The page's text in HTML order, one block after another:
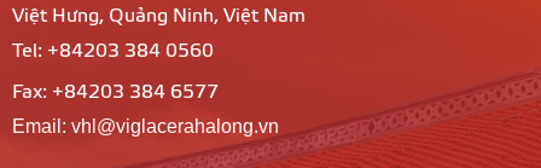
Việt Hưng, Quảng Ninh, Việt Nam
Tel: +84203 384 0560
Fax: +84203 384 6577
Email: vhl@viglacerahalong.vn